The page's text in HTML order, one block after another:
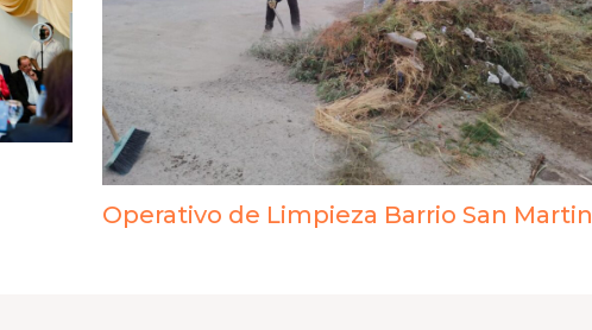
Operativo de Limpieza Barrio San Martin